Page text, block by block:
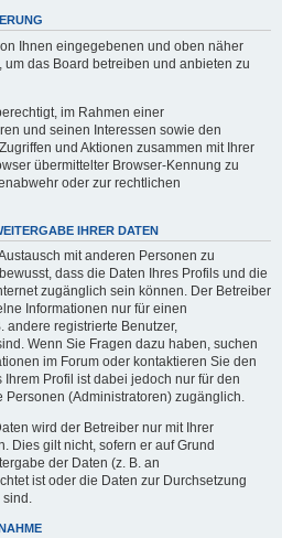
Ihnen eingegebenen und oben näher
das Board betreiben und anbieten zu
im Rahmen einer
und seinen Interessen sowie den
und Aktionen zusammen mit Ihrer
übermittelter Browser-Kennung zu
oder zur rechtlichen
IHRER DATEN
mit anderen Personen zu
dass die Daten Ihres Profils und die
zugänglich sein können. Der Betreiber
Informationen nur für einen
andere registrierte Benutzer,
Wenn Sie Fragen dazu haben, suchen
im Forum oder kontaktieren Sie den
Profil ist dabei jedoch nur für den
(Administratoren) zugänglich.
wird der Betreiber nur mit Ihrer
Dies gilt nicht, sofern er auf Grund
der Daten (z. B. an
ist oder die Daten zur Durchsetzung